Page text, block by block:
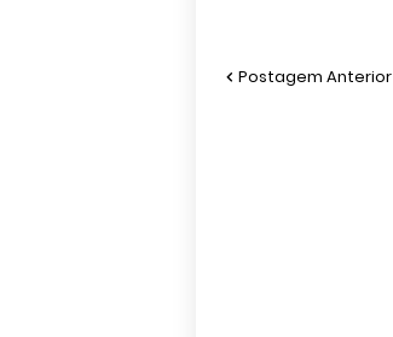
Postagem Anterior